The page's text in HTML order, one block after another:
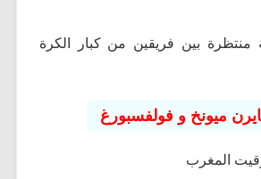
منتظرة بين فريقين من كبار الكرة
ميونخ و فولفسبورغ
المغرب